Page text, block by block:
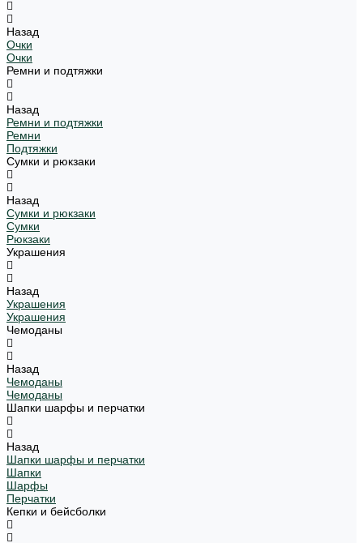
Назад
Очки
Очки
Ремни и подтяжки
Назад
Ремни и подтяжки
Ремни
Подтяжки
Сумки и рюкзаки
Назад
Сумки и рюкзаки
Сумки
Рюкзаки
Украшения
Назад
Украшения
Украшения
Чемоданы
Назад
Чемоданы
Чемоданы
Шапки шарфы и перчатки
Назад
Шапки шарфы и перчатки
Шапки
Шарфы
Перчатки
Кепки и бейсболки